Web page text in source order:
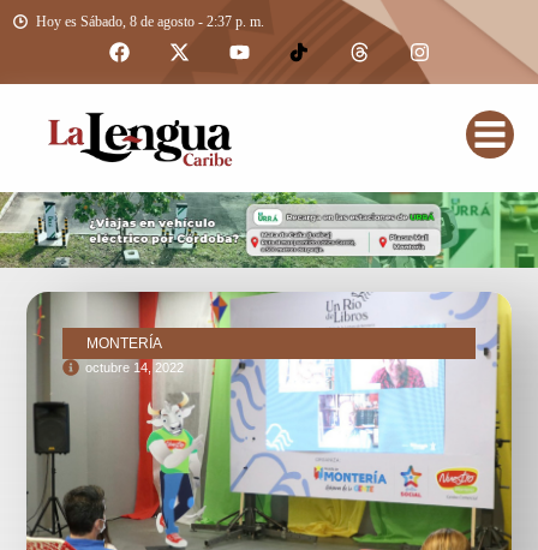
Hoy es Sábado, 8 de agosto - 2:37 p. m.
MONTERÍA
octubre 14, 2022